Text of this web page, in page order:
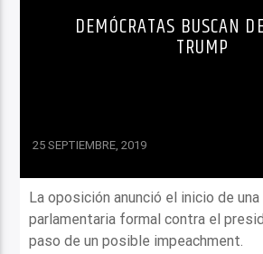
DEMÓCRATAS BUSCAN
TRUMP
25 SEPTIEMBRE, 2019
La oposición anunció el inicio de
parlamentaria formal contra el
paso de un posible impeachment.